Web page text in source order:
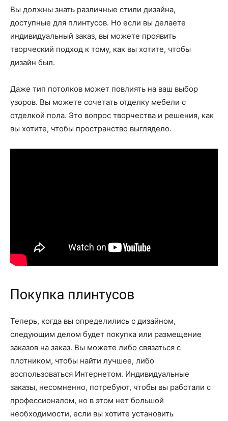
Вы должны знать различные стили дизайна,
доступные для плинтусов. Но если вы делаете
индивидуальный заказ, вы можете проявить
творческий подход к тому, как вы хотите, чтобы
дизайн был.
Даже тип потолков может повлиять на ваш выбор
узоров. Вы можете сочетать отделку мебели с
отделкой пола. Это вопрос творчества и решения, как
вы хотите, чтобы пространство выглядело.
Покупка плинтусов
Теперь, когда вы определились с дизайном,
следующим делом будет покупка или размещение
заказов на заказ. Вы можете либо связаться с
плотником, чтобы найти лучшее, либо
воспользоваться Интернетом. Индивидуальные
заказы, несомненно, потребуют, чтобы вы работали с
профессионалом, но в этом нет большой
необходимости, если вы хотите установить